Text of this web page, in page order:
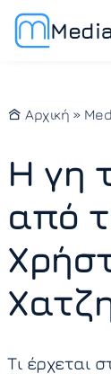
Αρχική »
Η γη
από
Τι έρχεται